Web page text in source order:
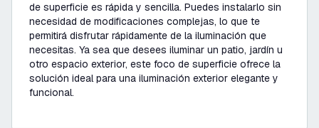
de superficie es rápida y sencilla. Puedes instalarlo sin
necesidad de modificaciones complejas, lo que te
permitirá disfrutar rápidamente de la iluminación que
necesitas. Ya sea que desees iluminar un patio, jardín u
otro espacio exterior, este foco de superficie ofrece la
solución ideal para una iluminación exterior elegante y
funcional.